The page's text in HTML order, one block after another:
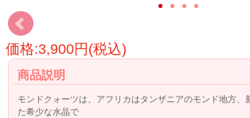
価格:3,900円(税込)
商品説明
モンドクォーツは、アフリカはタンザニアのモンド地方、
た希少な水晶で